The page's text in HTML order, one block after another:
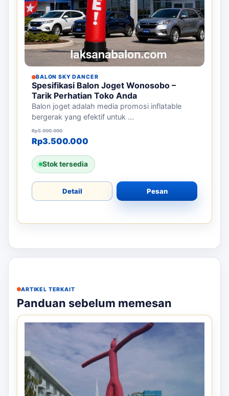
BALON SKY DANCER
Spesifikasi Balon Joget Wonosobo –
Tarik Perhatian Toko Anda
Balon joget adalah media promosi inflatable
bergerak yang efektif untuk ...
Rp5.000.000
Harga aslinya adalah: Rp5.000.000.
Rp3.500.000
Harga saat ini adalah: Rp3.500.000.
Stok tersedia
Detail Pesan
ARTIKEL TERKAIT
Panduan sebelum memesan